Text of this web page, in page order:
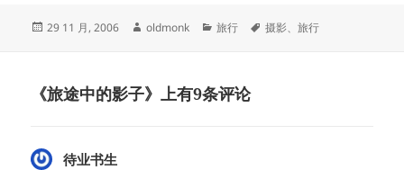
发
29 11 月, 2006
作
oldmonk
分
旅行
标
摄影、旅行
《旅途中的影子》上有9条评论
待业书生